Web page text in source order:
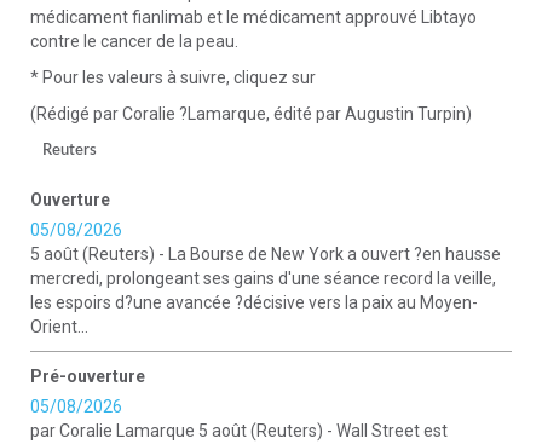
médicament fianlimab et le médicament approuvé Libtayo
contre le cancer de la peau.
* Pour les valeurs à suivre, cliquez sur
(Rédigé par Coralie ?Lamarque, édité par Augustin Turpin)
Reuters
Ouverture
05/08/2026
5 août (Reuters) - La Bourse de New York a ouvert ?en hausse
mercredi, prolongeant ses gains d'une séance record la veille,
les espoirs d?une avancée ?décisive vers la paix au Moyen-
Orient...
Pré-ouverture
05/08/2026
par Coralie Lamarque 5 août (Reuters) - Wall Street est